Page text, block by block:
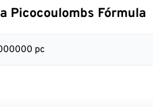
Picocoulombs Fórmula
pc